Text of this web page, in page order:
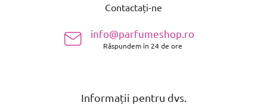
Contactați-ne
info@parfumeshop.ro
Răspundem în 24 de ore
Informații pentru dvs.